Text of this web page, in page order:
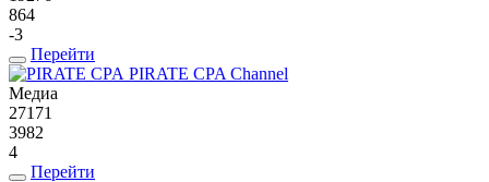
864
-3
Перейти
PIRATE CPA Channel
Медиа
27171
3982
4
Перейти